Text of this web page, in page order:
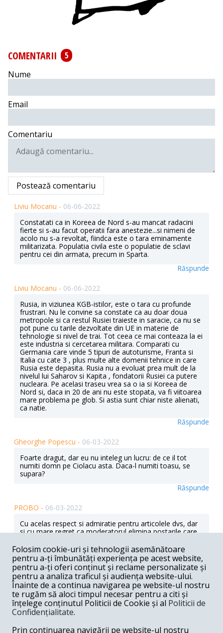
COMENTARII
5
Nume
Email
Comentariu
Postează comentariu
Liviu Mocanu - 06-06-2022
Constatati ca in Koreea de Nord s-au mancat radacini
fierte si s-au facut operatii fara anestezie...si nimeni de
acolo nu s-a revoltat, fiindca este o tara eminamente
militarizata. Populatia civila este o populatie de sclavi
pentru cei din armata, precum in Sparta.
Răspunde
Liviu Mocanu - 06-06-2022
Rusia, in viziunea KGB-istilor, este o tara cu profunde
frustrari. Nu le convine sa constate ca au doar doua
metropole si ca restul Rusiei traieste in saracie, ca nu se
pot pune cu tarile dezvoltate din UE in materie de
tehnologie si nivel de trai. Tot ceea ce mai conteaza la ei
este industria si cercetarea militara. Comparati cu
Germania care vinde 5 tipuri de autoturisme, Franta si
Italia cu cate 3 , plus multe alte domenii tehnice in care
Rusia este depasita. Rusia nu a evoluat prea mult de la
nivelul lui Saharov si Kapita , fondatorii Rusiei ca putere
nucleara. Pe acelasi traseu vrea sa o ia si Koreea de
Nord si, daca in 20 de ani nu este stopata, va fi viitoarea
mare problema pe glob. Si astia sunt chiar niste alienati,
ca natie.
Răspunde
Gheorghe Popescu - 06-03-2022
Foarte dragut, dar eu nu inteleg un lucru: de ce il tot
numiti domn pe Ciolacu asta. Daca-l numiti toasu, se
supara?
Răspunde
PROBO - 06-03-2022
Cu acelas respect si admiratie pentru articolele dvs, dar
si cu mare regret ca moderatorul elimina postarile care
agreata de politica revistei.E vorba de remarca mea din
1.06 care complecta ce a spus Zelenschi : "daca
puternicii lumii nu se jucau cu Rusia,n-am fi ajuns aici"
.Completrea mea prevedea parerea ca daca nici
Zelenschi nu s-ar fi jucat cu nervii ursului nu s-ar fi ajuns
aici. Tot ce am postat nu e o pozitie pro Putin ,ci un
regret ca diplomatii nu a facut nimic pentru a evita
aceasta catastrofa. Scuze pentru neghiobia de am spune
sincer o parere.
Răspunde
Folosim cookie-uri și tehnologii asemănătoare
pentru a-ți îmbunătăți experiența pe acest website,
pentru a-ți oferi conținut și reclame personalizate și
pentru a analiza traficul și audiența website-ului.
Înainte de a continua navigarea pe website-ul nostru
te rugăm să aloci timpul necesar pentru a citi și
înțelege conținutul Politicii de Cookie și al Politicii de
Confidențialitate.
Prin continuarea navigării pe website-ul nostru